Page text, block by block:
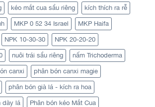
kéo mắt cua sầu riêng kích thích ra rễ
MKP 0 52 34 Israel MKP Haifa
NPK 10-30-30 NPK 20-20-20
nuôi trái sầu riêng nấm Trichoderma
canxi phân bón canxi magie
phân bón già lá - kích ra hoa
dày lá Phân bón kéo Mắt Cua